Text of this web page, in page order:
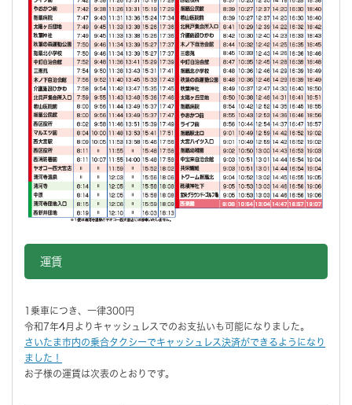
運賃
1乗車につき、一律300円
令和7年4月よりキャッシュレスでのお支払いも可能になりました。
さいたま市内の乗合タクシーでキャッシュレス決済ができるようになり
ました！
お子様の運賃は次表のとおりです。